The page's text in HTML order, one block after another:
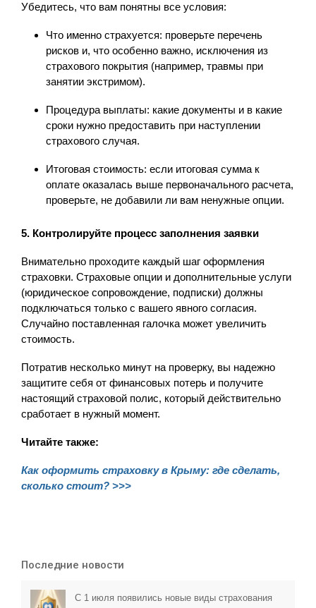
Убедитесь, что вам понятны все условия:
Что именно страхуется: проверьте перечень
рисков и, что особенно важно, исключения из
страхового покрытия (например, травмы при
занятии экстримом).
Процедура выплаты: какие документы и в какие
сроки нужно предоставить при наступлении
страхового случая.
Итоговая стоимость: если итоговая сумма к
оплате оказалась выше первоначального расчета,
проверьте, не добавили ли вам ненужные опции.
5. Контролируйте процесс заполнения заявки
Внимательно проходите каждый шаг оформления
страховки. Страховые опции и дополнительные услуги
(юридическое сопровождение, подписки) должны
подключаться только с вашего явного согласия.
Случайно поставленная галочка может увеличить
стоимость.
Потратив несколько минут на проверку, вы надежно
защитите себя от финансовых потерь и получите
настоящий страховой полис, который действительно
сработает в нужный момент.
Читайте также:
Как оформить страховку в Крыму: где сделать,
сколько стоит? >>>
Последние новости
С 1 июля появились новые виды страхования